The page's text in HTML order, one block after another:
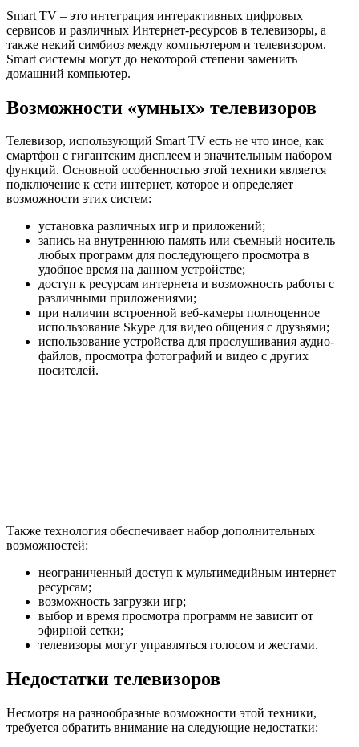
Smart TV – это интеграция интерактивных цифровых
сервисов и различных Интернет-ресурсов в телевизоры, а
также некий симбиоз между компьютером и телевизором.
Smart системы могут до некоторой степени заменить
домашний компьютер.
Возможности «умных» телевизоров
Телевизор, использующий Smart TV есть не что иное, как
смартфон с гигантским дисплеем и значительным набором
функций. Основной особенностью этой техники является
подключение к сети интернет, которое и определяет
возможности этих систем:
установка различных игр и приложений;
запись на внутреннюю память или съемный носитель
любых программ для последующего просмотра в
удобное время на данном устройстве;
доступ к ресурсам интернета и возможность работы с
различными приложениями;
при наличии встроенной веб-камеры полноценное
использование Skype для видео общения с друзьями;
использование устройства для прослушивания аудио-
файлов, просмотра фотографий и видео с других
носителей.
Также технология обеспечивает набор дополнительных
возможностей:
неограниченный доступ к мультимедийным интернет
ресурсам;
возможность загрузки игр;
выбор и время просмотра программ не зависит от
эфирной сетки;
телевизоры могут управляться голосом и жестами.
Недостатки телевизоров
Несмотря на разнообразные возможности этой техники,
требуется обратить внимание на следующие недостатки: